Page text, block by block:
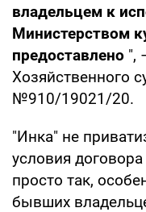
владельцем к
Министерством
предоставлено ",
Хозяйственного
№910/19021/20.
"Инка" не
условия
просто так,
бывших